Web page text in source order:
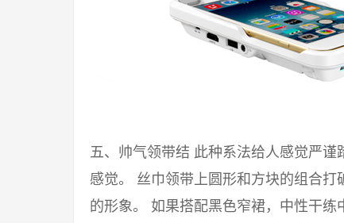
五、帅气领带结 此种系法给人感觉严
感觉。 丝巾领带上圆形和方块的组合
的形象。 如果搭配黑色窄裙，中性干